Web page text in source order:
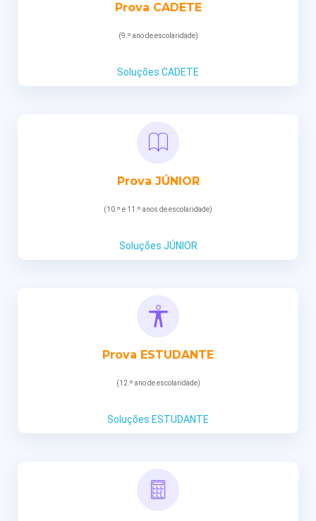
Prova CADETE
(9.º ano de escolaridade)
Soluções CADETE
Prova JÚNIOR
(10.º e 11.º anos de escolaridade)
Soluções JÚNIOR
Prova ESTUDANTE
(12.º ano de escolaridade)
Soluções ESTUDANTE